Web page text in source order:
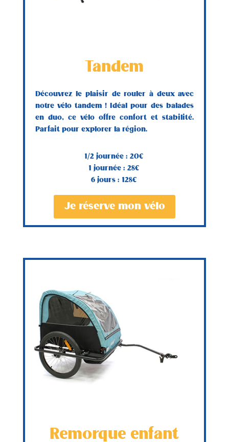
Tandem
Découvrez le plaisir de rouler à deux avec
notre vélo tandem ! Idéal pour des balades
en duo, ce vélo offre confort et stabilité.
Parfait pour explorer la région.
1/2 journée : 20€
1 journée : 28€
6 jours : 128€
Je réserve mon vélo
Remorque enfant